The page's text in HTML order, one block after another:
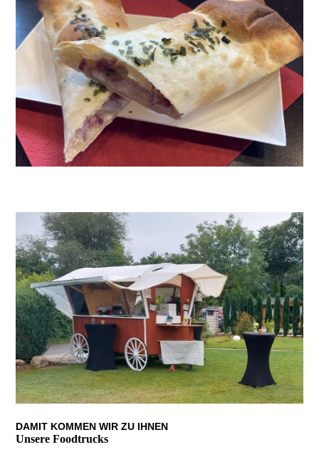
DAMIT KOMMEN WIR ZU IHNEN
Unsere Foodtrucks